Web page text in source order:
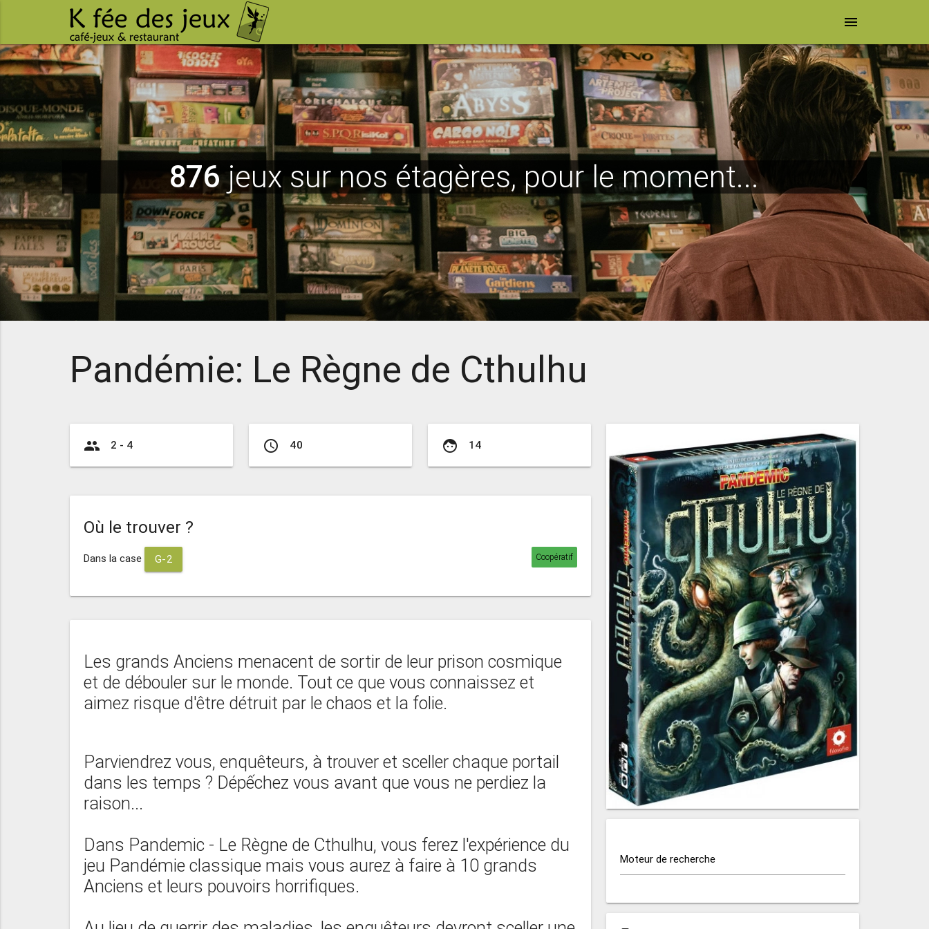
menu
876jeux sur nos étagères, pour le moment...
Pandémie: Le Règne de Cthulhu
group 2 - 4 access_time 40 face 14
Où le trouver ?
Dans la case G-2 Coopératif
Les grands Anciens menacent de sortir de leur prison cosmique
et de débouler sur le monde. Tout ce que vous connaissez et
aimez risque d'être détruit par le chaos et la folie.
Parviendrez vous, enquêteurs, à trouver et sceller chaque portail
dans les temps ? Dépếchez vous avant que vous ne perdiez la
raison...
Dans Pandemic - Le Règne de Cthulhu, vous ferez l'expérience du
jeu Pandémie classique mais vous aurez à faire à 10 grands
Anciens et leurs pouvoirs horrifiques.
Moteur de recherche